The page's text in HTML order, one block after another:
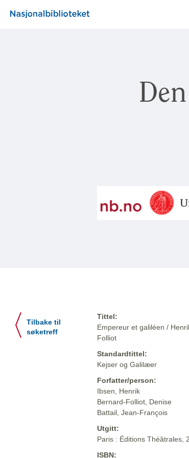
Tilbake til
søketreff
Tittel:
Empereur et galiléen /
Folliot
Standardtittel:
Kejser og Galilæer
Forfatter/person:
Ibsen, Henrik
Bernard-Folliot, Denise
Battail, Jean-François
Utgitt:
Paris : Éditions Théâtrales,
ISBN: